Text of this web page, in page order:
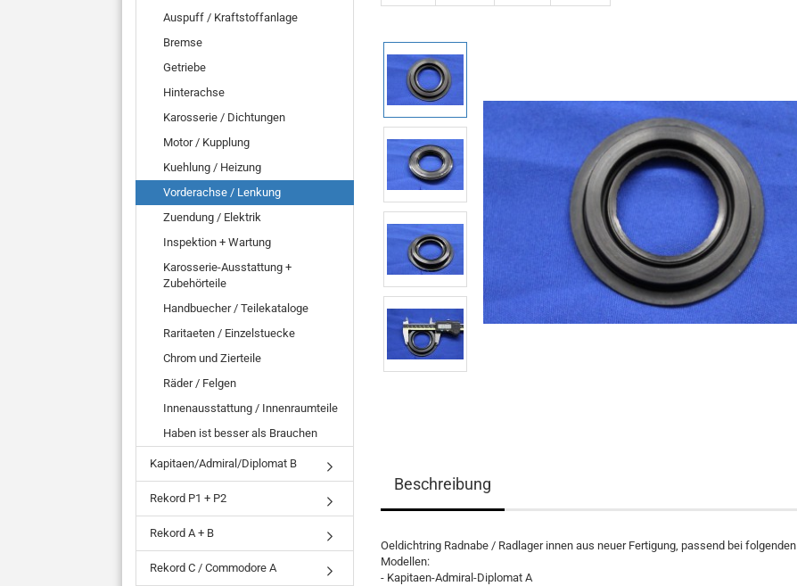
Beschreibung
Oeldichtring Radnabe / Radlager innen aus neuer Fertigung, passend bei folgenden
Modellen:
- Kapitaen-Admiral-Diplomat A
Auspuff / Kraftstoffanlage
Bremse
Getriebe
Hinterachse
Karosserie / Dichtungen
Motor / Kupplung
Kuehlung / Heizung
Vorderachse / Lenkung
Zuendung / Elektrik
Inspektion + Wartung
Karosserie-Ausstattung +
Zubehörteile
Handbuecher / Teilekataloge
Raritaeten / Einzelstuecke
Chrom und Zierteile
Räder / Felgen
Innenausstattung / Innenraumteile
Haben ist besser als Brauchen
Kapitaen/Admiral/Diplomat B
Rekord P1 + P2
Rekord A + B
Rekord C / Commodore A